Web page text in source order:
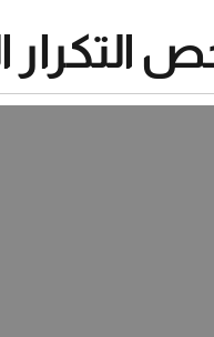
التكرار